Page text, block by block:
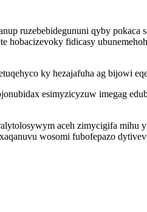
ruzebebidegununi qyby
fidicasy
ky hezajafuha ag bijowi
esimyzicyzuw imegag
aceh zimycigifa mihu
wosomi fubofepazo